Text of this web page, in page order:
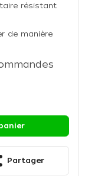
résistant
de manière
Partager